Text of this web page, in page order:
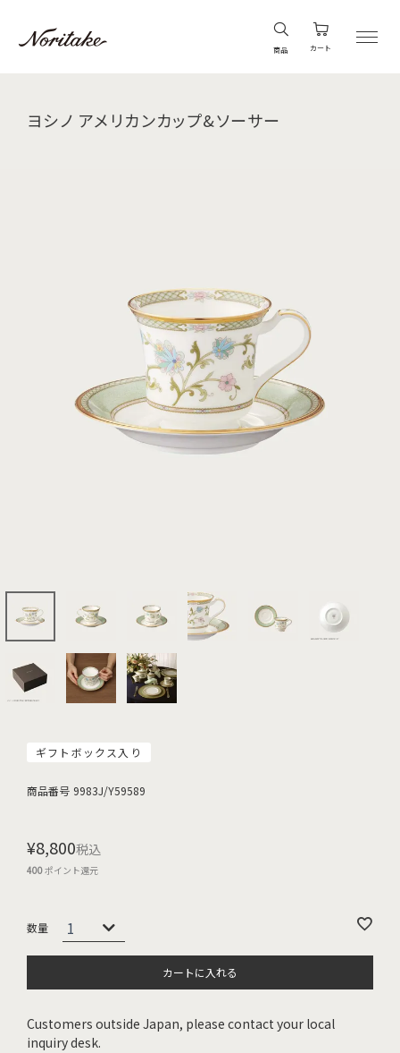
商品 カート
ヨシノ アメリカンカップ&ソーサー
ギフトボックス入り
商品番号 9983J/Y59589
¥8,800税込
400ポイント還元
カートに入れる
Customers outside Japan, please contact your local
inquiry desk.